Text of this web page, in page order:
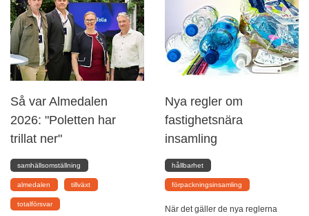
Så var Almedalen
2026: "Poletten har
trillat ner"
samhällsomställning
almedalen tillväxt
totalförsvar
Nya regler om
fastighetsnära
insamling
hållbarhet
förpackningsinsamling
När det gäller de nya reglerna